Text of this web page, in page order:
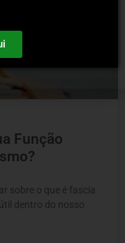
Função
sobre o que é fascia
dentro do nosso